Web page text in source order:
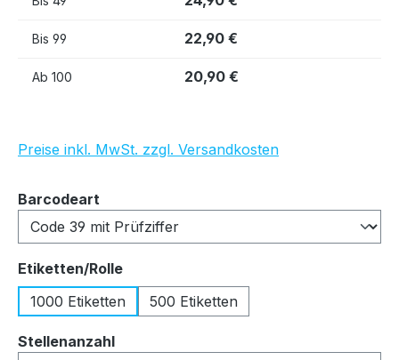
Bis 99 22,90 €
Ab 100 20,90 €
Preise inkl. MwSt. zzgl. Versandkosten
Barcodeart
Etiketten/Rolleauswählen
1000 Etiketten
500 Etiketten
Stellenanzahlauswählen